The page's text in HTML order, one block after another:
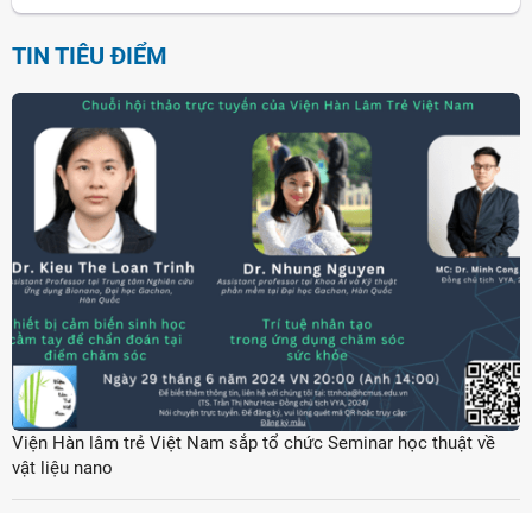
TIN TIÊU ĐIỂM
Viện Hàn lâm trẻ Việt Nam sắp tổ chức Seminar học thuật về
vật liệu nano